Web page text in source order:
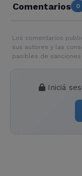
Comentarios 0
Los comentarios
sus autores y las
pasibles de
Iniciá